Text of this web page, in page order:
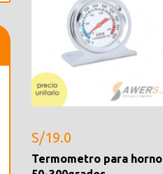
S/19.0
Termometro para horno